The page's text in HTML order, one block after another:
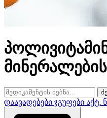
დაავადებები ჯგუფები აქტ.